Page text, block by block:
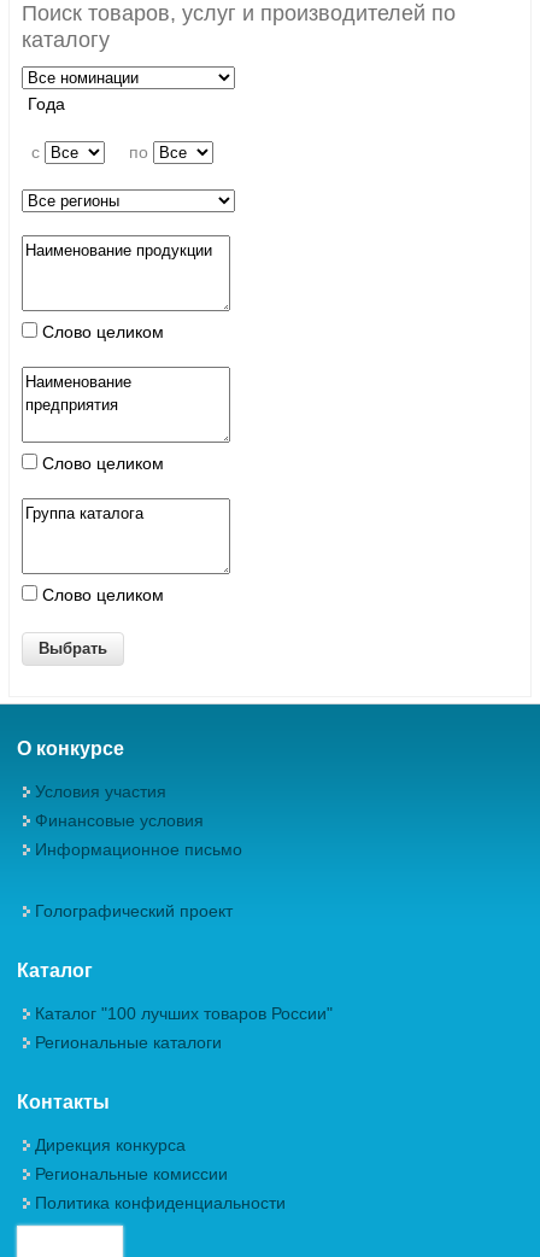
Поиск товаров, услуг и производителей по
каталогу
Года
c по
Слово целиком
Слово целиком
Слово целиком
О конкурсе
Условия участия
Финансовые условия
Информационное письмо
Голографический проект
Каталог
Каталог "100 лучших товаров России"
Региональные каталоги
Контакты
Дирекция конкурса
Региональные комиссии
Политика конфиденциальности